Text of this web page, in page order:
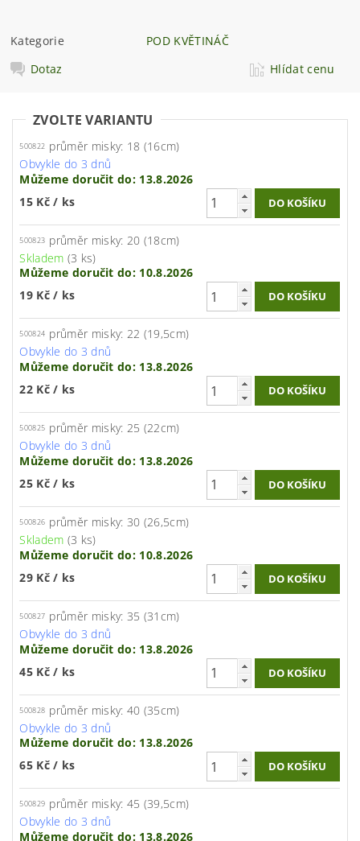
Kategorie
POD KVĚTINÁČ
Dotaz
Hlídat cenu
ZVOLTE VARIANTU
500822 průměr misky: 18 (16cm)
Obvykle do 3 dnů
Můžeme doručit do: 13.8.2026
15 Kč/ ks
500823 průměr misky: 20 (18cm)
Skladem (3 ks)
Můžeme doručit do: 10.8.2026
19 Kč/ ks
500824 průměr misky: 22 (19,5cm)
Obvykle do 3 dnů
Můžeme doručit do: 13.8.2026
22 Kč/ ks
500825 průměr misky: 25 (22cm)
Obvykle do 3 dnů
Můžeme doručit do: 13.8.2026
25 Kč/ ks
500826 průměr misky: 30 (26,5cm)
Skladem (3 ks)
Můžeme doručit do: 10.8.2026
29 Kč/ ks
500827 průměr misky: 35 (31cm)
Obvykle do 3 dnů
Můžeme doručit do: 13.8.2026
45 Kč/ ks
500828 průměr misky: 40 (35cm)
Obvykle do 3 dnů
Můžeme doručit do: 13.8.2026
65 Kč/ ks
500829 průměr misky: 45 (39,5cm)
Obvykle do 3 dnů
Můžeme doručit do: 13.8.2026